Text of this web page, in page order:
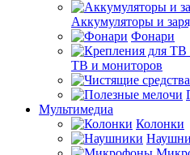
Аккумуляторы и
Фонари
ТВ и мониторов
Мультимедиа
Колонки